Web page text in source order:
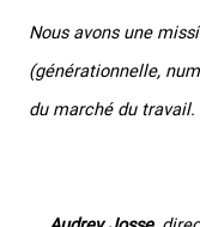
Nous avons une
(générationnelle,
du marché du travail.